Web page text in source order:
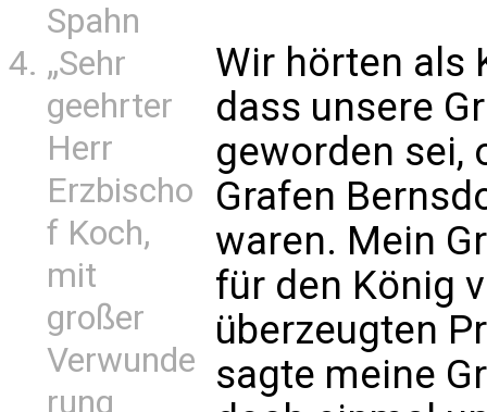
Spahn
„Sehr
geehrter
Herr
Erzbischo
f Koch,
mit
großer
Verwunde
rung
Wir hörten als
dass unsere
geworden sei,
Grafen
waren. Mein
für den König
überzeugten
sagte meine